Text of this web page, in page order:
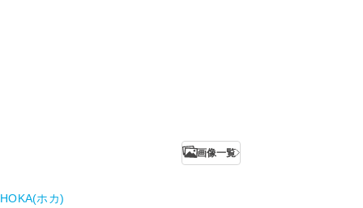
画像一覧
HOKA(ホカ)